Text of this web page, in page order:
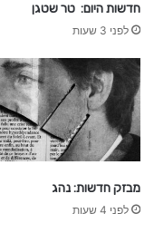
חדשות היום: טר שטגן
לפני 3 שעות
מבזק חדשות: נהג
לפני 4 שעות